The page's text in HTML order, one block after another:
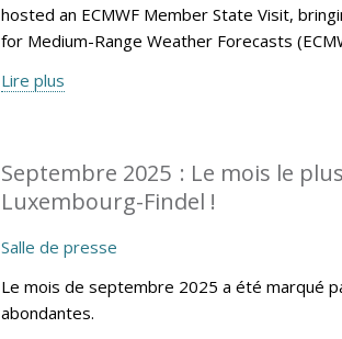
hosted an ECMWF Member State Visit,
for Medium-Range Weather Forecasts
Lire plus
Septembre 2025 : Le mois le
Luxembourg-Findel !
Salle de presse
Le mois de septembre 2025 a été marqué
abondantes.